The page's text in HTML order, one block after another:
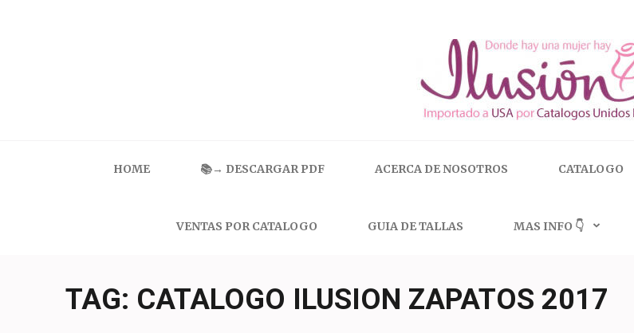
HOME 📚→ DESCARGAR PDF ACERCA DE NOSOTROS CATALOGO
VENTAS POR CATALOGO GUIA DE TALLAS MAS INFO 👇
TAG: CATALOGO ILUSION ZAPATOS 2017